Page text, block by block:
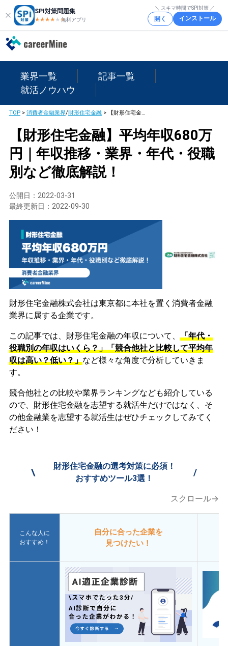
SPI対策問題集
★★★★ ★★
無料アプリ
＼ スキマ時間でSPI対策 ／
開く インストール
業界一覧
記事一覧
就活ノウハウ
TOP> 消費者金融業界/財形住宅金融> 【財形住宅金融】平均年収680万円｜年収推移・業界・年代・役職別など徹底解説！
【財形住宅金融】平均年収680万
円｜年収推移・業界・年代・役職
別など徹底解説！
公開日： 2022-03-31
最終更新日： 2022-09-30
財形住宅金融株式会社は東京都に本社を置く消費者金融
業界に属する企業です。
この記事では、財形住宅金融の年収について、 「年代・
役職別の年収はいくら？」「競合他社と比較して平均年
収は高い？低い？」など様々な角度で分析していきま
す。
競合他社との比較や業界ランキングなども紹介している
ので、財形住宅金融を志望する就活生だけではなく、そ
の他金融業を志望する就活生はぜひチェックしてみてく
ださい！
\
財形住宅金融の選考対策に必須！
おすすめツール3選！
/
スクロール→
こんな人に
おすすめ！
自分に合った企業を
見つけたい！